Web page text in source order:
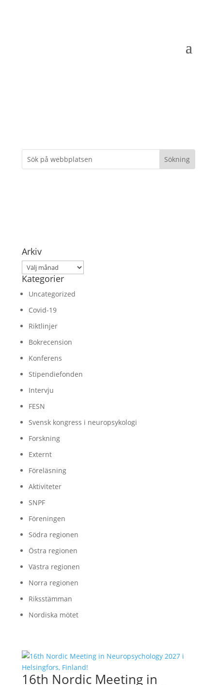
Arkiv
Arkiv
Kategorier
Uncategorized
Covid-19
Riktlinjer
Bokrecension
Konferens
Stipendiefonden
Intervju
FESN
Svensk kongress i neuropsykologi
Forskning
Externt
Föreläsning
Aktiviteter
SNPF
Föreningen
Södra regionen
Östra regionen
Västra regionen
Norra regionen
Riksstämman
Nordiska mötet
16th Nordic Meeting in